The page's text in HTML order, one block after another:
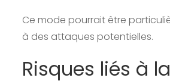
Ce mode pourrait être
à des attaques potentielles.
Risques liés à